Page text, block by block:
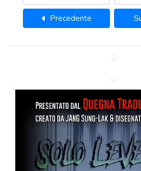
Precedente